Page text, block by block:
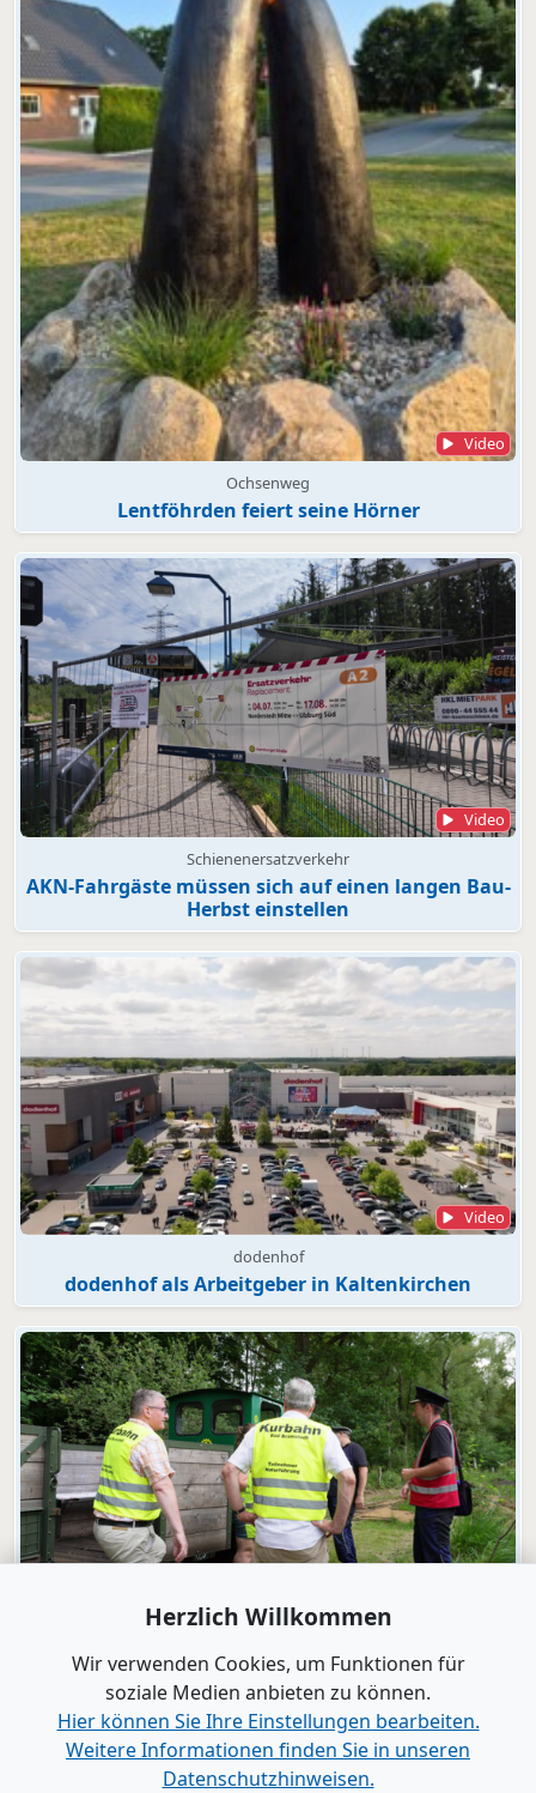
Video
Ochsenweg
Lentföhrden feiert seine Hörner
Video
Schienenersatzverkehr
AKN-Fahrgäste müssen sich auf einen langen Bau-
Herbst einstellen
Video
dodenhof
dodenhof als Arbeitgeber in Kaltenkirchen
Bad Bramstedt
"Wir wollen die Moorbahn aus dem
Dornröschenschlaf wecken"
Alle Videos anzeigen
Herzlich Willkommen
Wir verwenden Cookies, um Funktionen für
soziale Medien anbieten zu können.
Hier können Sie Ihre Einstellungen bearbeiten.
Weitere Informationen finden Sie in unseren
Datenschutzhinweisen.